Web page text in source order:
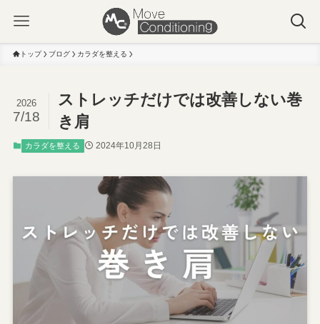
トップ ブログ カラダを整える
ストレッチだけでは改善しない巻
き肩
2026
7/18
カラダを整える 2024年10月28日